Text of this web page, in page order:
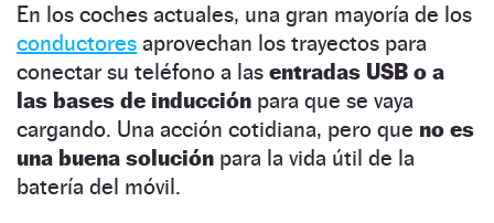
En los coches actuales, una gran mayoría de los
conductores aprovechan los trayectos para
conectar su teléfono a las entradas USB o a
las bases de inducción para que se vaya
cargando. Una acción cotidiana, pero que no es
una buena solución para la vida útil de la
batería del móvil.